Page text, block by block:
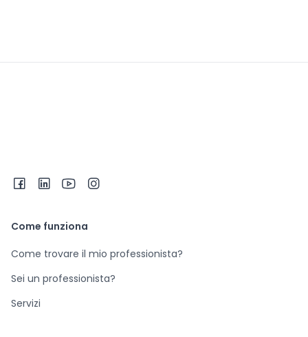
Come funziona
Come trovare il mio professionista?
Sei un professionista?
Servizi